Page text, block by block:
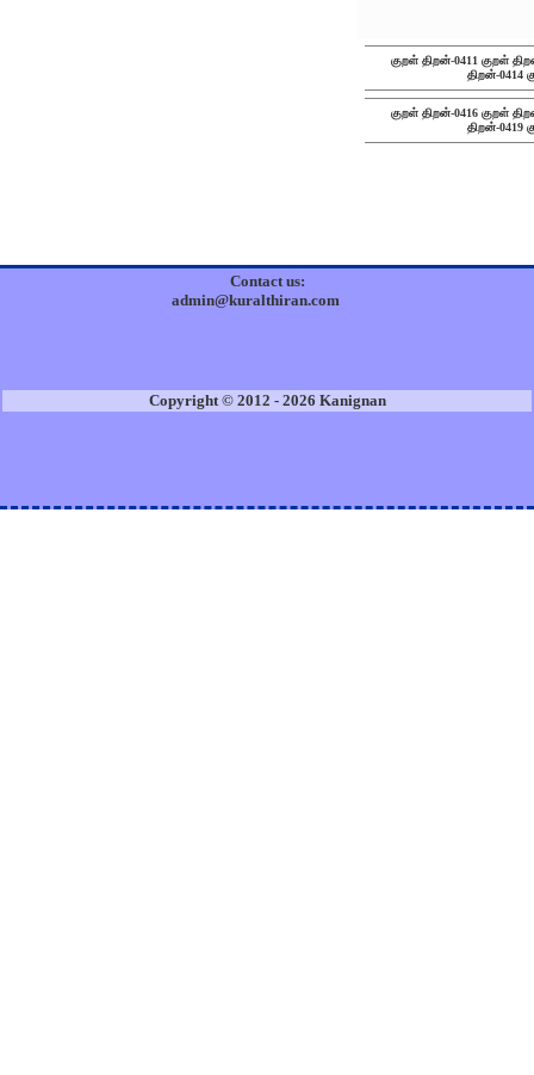
குறள் திறன்-0411 குறள்
திறன்-0414
குறள் திறன்-0416 குறள்
திறன்-0419
Contact us:
admin@kuralthiran.com
Copyright © 2012 - 2026 Kanignan